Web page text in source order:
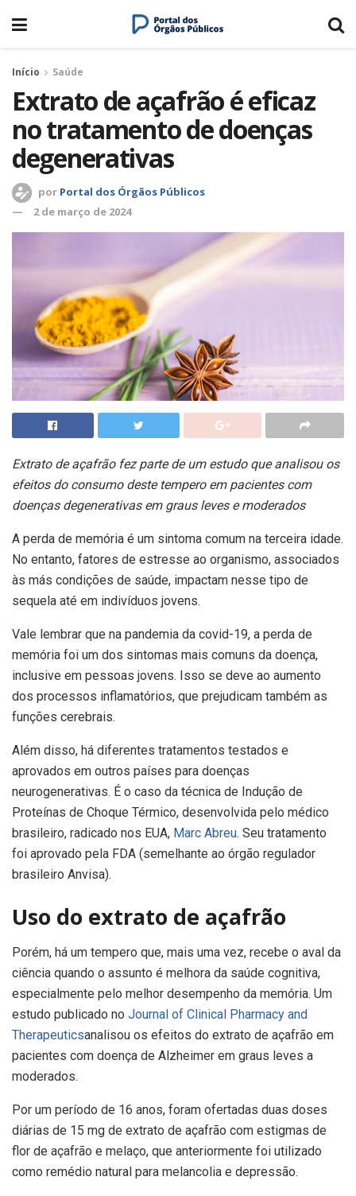
Início Saúde
Extrato de açafrão é eficaz
no tratamento de doenças
degenerativas
por Portal dos Órgãos Públicos
2 de março de 2024
Extrato de açafrão fez parte de um estudo que analisou os
efeitos do consumo deste tempero em pacientes com
doenças degenerativas em graus leves e moderados
A perda de memória é um sintoma comum na terceira idade.
No entanto, fatores de estresse ao organismo, associados
às más condições de saúde, impactam nesse tipo de
sequela até em indivíduos jovens.
Vale lembrar que na pandemia da covid-19, a perda de
memória foi um dos sintomas mais comuns da doença,
inclusive em pessoas jovens. Isso se deve ao aumento
dos processos inflamatórios, que prejudicam também as
funções cerebrais.
Além disso, há diferentes tratamentos testados e
aprovados em outros países para doenças
neurogenerativas. É o caso da técnica de Indução de
Proteínas de Choque Térmico, desenvolvida pelo médico
brasileiro, radicado nos EUA, Marc Abreu. Seu tratamento
foi aprovado pela FDA (semelhante ao órgão regulador
brasileiro Anvisa).
Uso do extrato de açafrão
Porém, há um tempero que, mais uma vez, recebe o aval da
ciência quando o assunto é melhora da saúde cognitiva,
especialmente pelo melhor desempenho da memória. Um
estudo publicado no Journal of Clinical Pharmacy and
Therapeuticsanalisou os efeitos do extrato de açafrão em
pacientes com doença de Alzheimer em graus leves a
moderados.
Por um período de 16 anos, foram ofertadas duas doses
diárias de 15 mg de extrato de açafrão com estigmas de
flor de açafrão e melaço, que anteriormente foi utilizado
como remédio natural para melancolia e depressão.